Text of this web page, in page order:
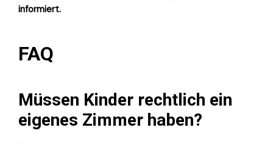
informiert.
FAQ
Müssen Kinder rechtlich ein
eigenes Zimmer haben?